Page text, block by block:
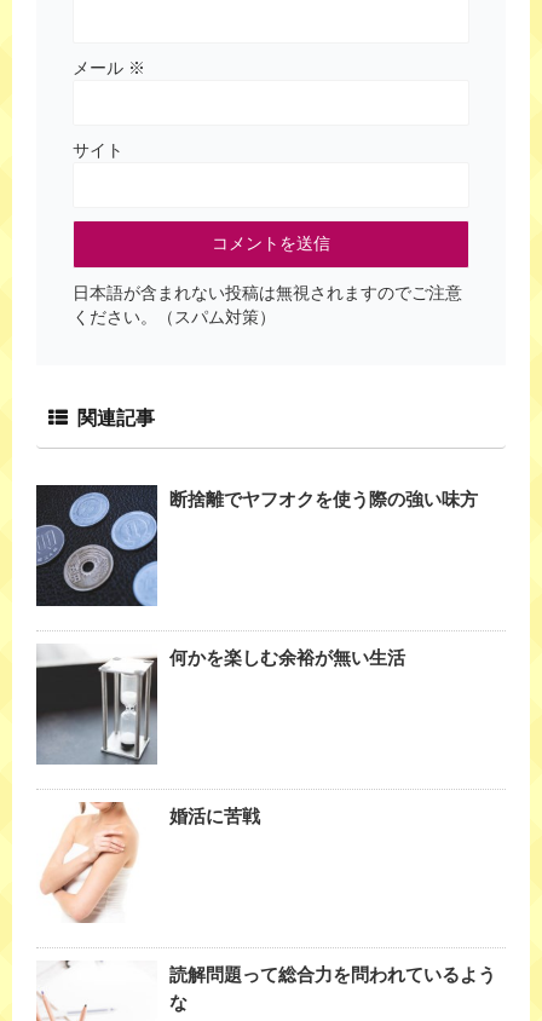
メール ※
サイト
日本語が含まれない投稿は無視されますのでご注意
ください。（スパム対策）
関連記事
断捨離でヤフオクを使う際の強い味方
何かを楽しむ余裕が無い生活
婚活に苦戦
読解問題って総合力を問われているよう
な